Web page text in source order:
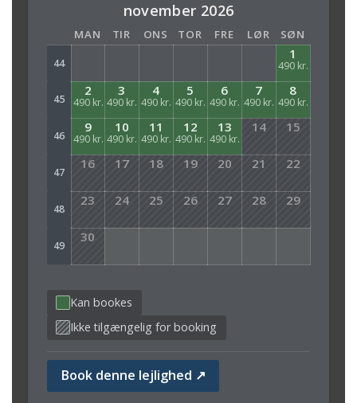
november 2026
MAN TIR ONS TOR FRE LØR SØN
44
1
490 kr.
45
2
490 kr.
3
490 kr.
4
490 kr.
5
490 kr.
6
490 kr.
7
490 kr.
8
490 kr.
46
9
490 kr.
10
490 kr.
11
490 kr.
12
490 kr.
13
490 kr.
14 15
47
16 17 18 19 20 21 22
48
23 24 25 26 27 28 29
49
30
Kan bookes
Ikke tilgængelig for booking
Book denne lejlighed ↗